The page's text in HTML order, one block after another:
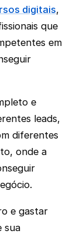
digitais,
que
em
e
leads,
diferentes
onde a
e gastar
sua